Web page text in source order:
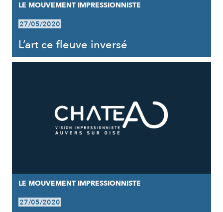
LE MOUVEMENT IMPRESSIONNISTE
27/05/2020
L’art ce fleuve inversé
LE MOUVEMENT IMPRESSIONNISTE
27/05/2020